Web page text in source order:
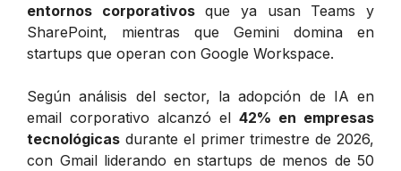
entornos corporativosque ya usan Teams y
SharePoint, mientras que Gemini domina en
startups que operan con Google Workspace.
Según análisis del sector, la adopción de IA en
email corporativo alcanzó el 42% en empresas
tecnológicas durante el primer trimestre de 2026,
con Gmail liderando en startups de menos de 50